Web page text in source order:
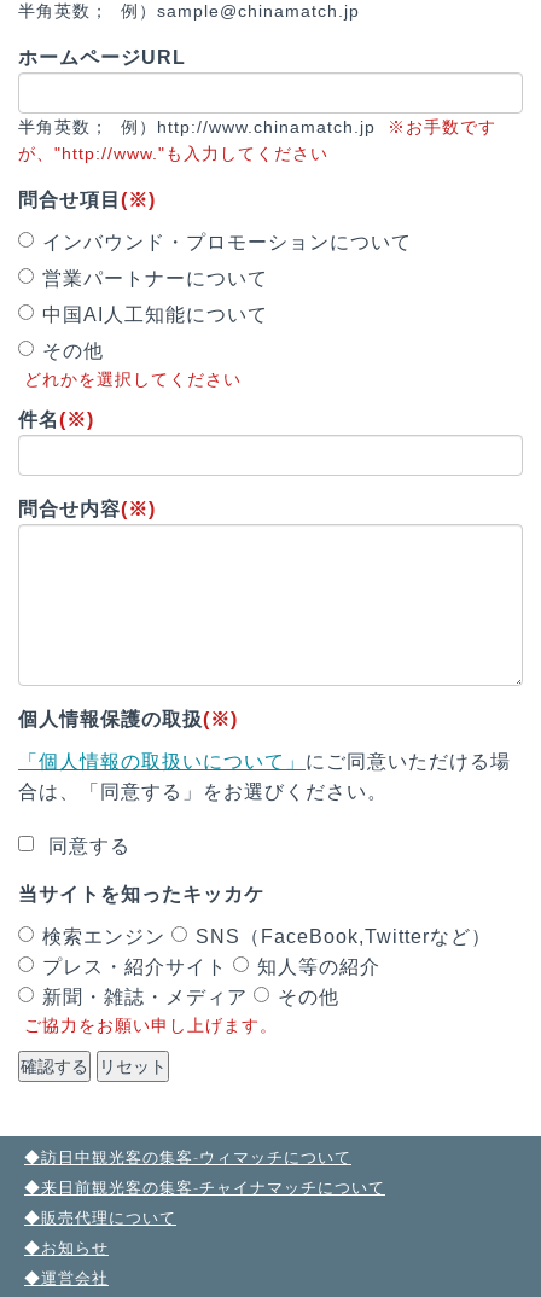
半角英数； 例）sample@chinamatch.jp
ホームページURL
半角英数； 例）http://www.chinamatch.jp
※お手数です
が、"http://www."も入力してください
問合せ項目 (※)
インバウンド・プロモーションについて
営業パートナーについて
中国AI人工知能について
その他
どれかを選択してください
件名(※)
問合せ内容(※)
個人情報保護の取扱(※)
「個人情報の取扱いについて」
にご同意いただける場
合は、「同意する」をお選びください。
同意する
当サイトを知ったキッカケ
検索エンジン
SNS（FaceBook,Twitterなど）
プレス・紹介サイト
知人等の紹介
新聞・雑誌・メディア
その他
ご協力をお願い申し上げます。
確認する リセット
◆訪日中観光客の集客-ウィマッチについて
◆来日前観光客の集客-チャイナマッチについて
◆販売代理について
◆お知らせ
◆運営会社